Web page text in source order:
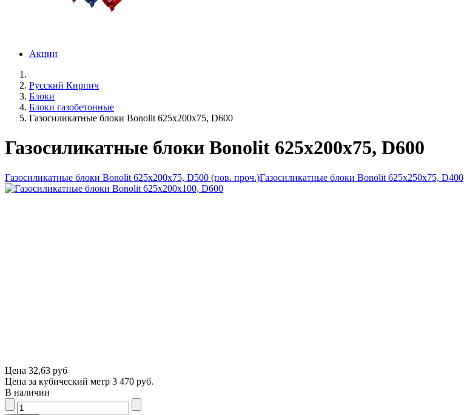
Акции
Русский Кирпич
Блоки
Блоки газобетонные
Газосиликатные блоки Bonolit 625x200x75, D600
Газосиликатные блоки Bonolit 625x200x75, D600
Газосиликатные блоки Bonolit 625x200x75, D500 (пов. проч.)Газосиликатные блоки Bonolit 625x250x75, D400
Цена 32,63 руб
Цена за кубический метр 3 470 руб.
В наличии